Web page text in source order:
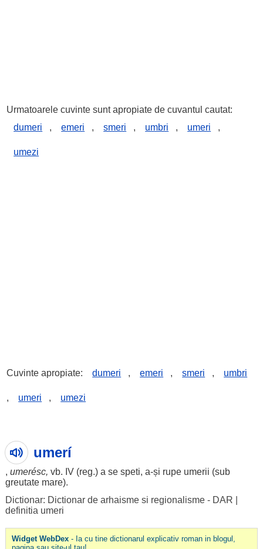
Urmatoarele cuvinte sunt apropiate de cuvantul cautat:
dumeri
, emeri , smeri , umbri , umeri ,
umezi
Cuvinte apropiate: dumeri , emeri , smeri , umbri
, umeri , umezi
umerí
, umerésc, vb. IV (reg.) a se speti, a-și rupe umerii (sub
greutate mare).
Dictionar: Dictionar de arhaisme si regionalisme - DAR
definitia umeri
Widget WebDex- Ia cu tine dictionarul explicativ roman in blogul,